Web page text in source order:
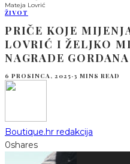
Mateja Lovrić
ŽIVOT
PRIČE KOJE
LOVRIĆ I ŽELJKO
NAGRADE
6 PROSINCA, 2025·3 MINS READ
Boutique.hr redakcija
0shares